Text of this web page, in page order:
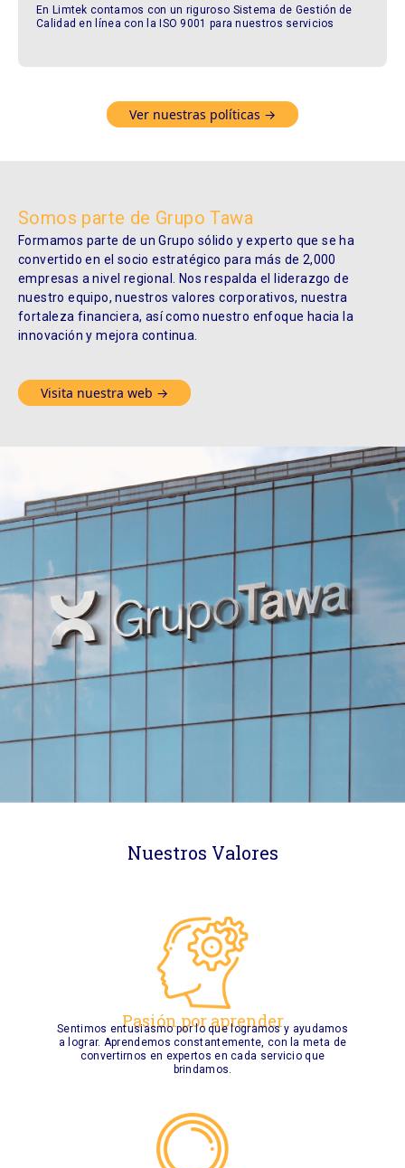
En Limtek contamos con un riguroso Sistema de Gestión de
Calidad en línea con la ISO 9001 para nuestros servicios
Ver nuestras políticas →
Somos parte de Grupo Tawa
Formamos parte de un Grupo sólido y experto que se ha
convertido en el socio estratégico para más de 2,000
empresas a nivel regional. Nos respalda el liderazgo de
nuestro equipo, nuestros valores corporativos, nuestra
fortaleza financiera, así como nuestro enfoque hacia la
innovación y mejora continua.
Visita nuestra web →
Nuestros Valores
Pasión por aprender
Sentimos entusiasmo por lo que logramos y ayudamos
a lograr. Aprendemos constantemente, con la meta de
convertirnos en expertos en cada servicio que
brindamos.